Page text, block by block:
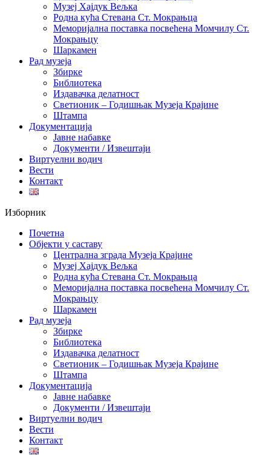
Музеј Хајдук Вељка
Родна кућа Стевана Ст. Мокрањца
Меморијална поставка посвећена Момчилу Ст.
Мокрањцу
Шаркамен
Рад музеја
Збирке
Библиотека
Издавачка делатност
Светионик – Годишњак Музеја Крајине
Штампа
Документација
Јавне набавке
Документи / Извештаји
Виртуелни водич
Вести
Контакт
Изборник
Почетна
Објекти у саставу
Централна зграда Музеја Крајине
Музеј Хајдук Вељка
Родна кућа Стевана Ст. Мокрањца
Меморијална поставка посвећена Момчилу Ст.
Мокрањцу
Шаркамен
Рад музеја
Збирке
Библиотека
Издавачка делатност
Светионик – Годишњак Музеја Крајине
Штампа
Документација
Јавне набавке
Документи / Извештаји
Виртуелни водич
Вести
Контакт